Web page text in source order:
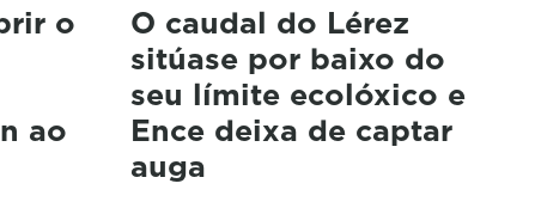
o
ao
O caudal do Lérez
sitúase por baixo do
seu límite ecolóxico e
Ence deixa de captar
auga